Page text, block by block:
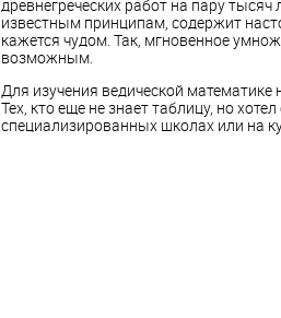
древнегреческих работ на пару
известным принципам, содержит
кажется чудом. Так, мгновенное
возможным.
Для изучения ведической
Тех, кто еще не знает таблицу, но
специализированных школах или на